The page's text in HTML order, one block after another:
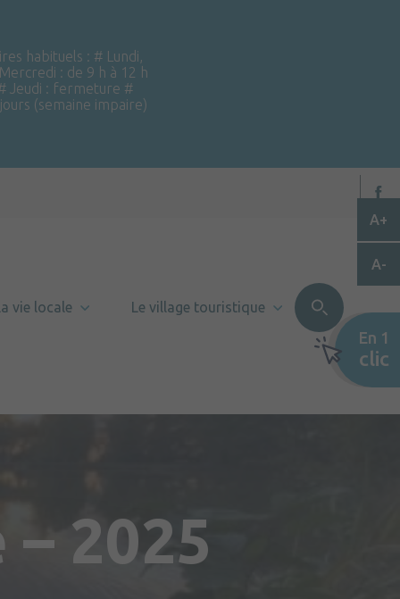
habituels : # Lundi,
: de 9 h à 12 h
Jeudi : fermeture #
(semaine impaire)
vie locale Le village touristique
2025
A+
A-
En 1
clic